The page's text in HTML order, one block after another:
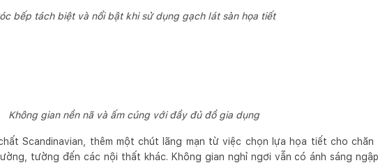
bếp tách biệt và nổi bật khi sử dụng gạch lát sàn họa tiết
Không gian nền nã và ấm cúng với đầy đủ đồ gia dụng
Scandinavian, thêm một chút lãng mạn từ việc chọn lựa họa tiết cho chăn
tường đến các nội thất khác. Không gian nghỉ ngơi vẫn có ánh sáng